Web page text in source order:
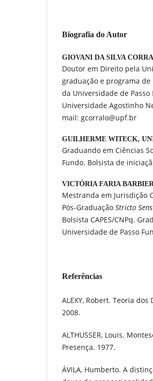
Biografia do Autor
GIOVANI DA SILVA
Doutor em Direito pela
graduação e programa
da Universidade de
Universidade Agostinho
mail: gcorralo@upf.br
GUILHERME WITECK,
Graduando em Ciências
Fundo. Bolsista de
VICTÓRIA FARIA
Mestranda em Jurisdição
Pós-Graduação Stricto
Bolsista CAPES/CNPq.
Universidade de Passo
Referências
ALEXY, Robert. Teoria
2008.
ALTHUSSER, Louis.
Presença. 1977.
ÁVILA, Humberto. A